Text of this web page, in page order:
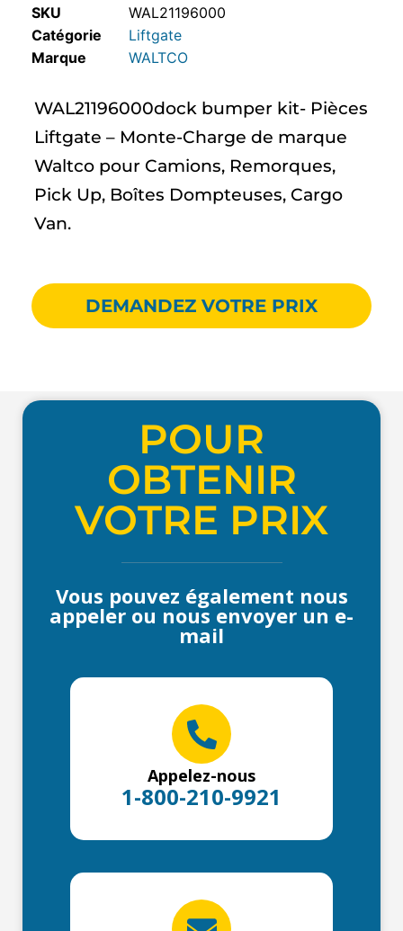
SKU
WAL21196000
Catégorie
Liftgate
WALTCO
WAL21196000dock bumper kit- Pièces
Liftgate – Monte-Charge de marque
Waltco pour Camions, Remorques,
Pick Up, Boîtes Dompteuses, Cargo
Van.
DEMANDEZ VOTRE PRIX
POUR
OBTENIR
VOTRE PRIX
Vous pouvez également nous
appeler ou nous envoyer un e-
mail
Appelez-nous
1-800-210-9921